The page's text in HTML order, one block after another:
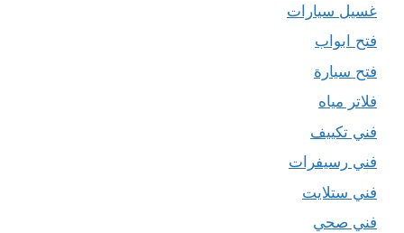
غسيل سيارات
فتح ابواب
فتح سيارة
فلاتر مياه
فني تكييف
فني رسيفرات
فني ستلايت
فني صحي